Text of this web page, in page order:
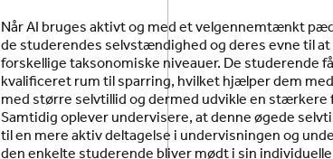
Når AI bruges aktivt og med et velgennemtænkt
de studerendes selvstændighed og deres evne til
forskellige taksonomiske niveauer. De studerende
kvalificeret rum til sparring, hvilket hjælper dem
med større selvtillid og dermed udvikle en stærkere
Samtidig oplever undervisere, at denne øgede
til en mere aktiv deltagelse i undervisningen og
den enkelte studerende bliver mødt i sin